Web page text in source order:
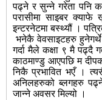
पढ्ने र सुन्ने गरेता पनि
परासीमा साइबर क्याफे
इन्टरनेटमा बस्थ्यौं ।
भनेकै वेवसाइटहरु
गर्दा मैले कक्षा ९ मै पढ्दै
काठमाण्डु आएपछि म
निकै प्रभावित भएँ ।
अनिलहरुको ब्लगहरु
जान्ने अवसर मिल्यो ।